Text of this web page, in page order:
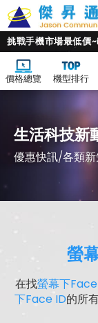
挑戰手機市場最低價
價格總覽 機型排行
生活科技新
優惠快訊/各類新
螢
在找螢幕下
下Face ID的所